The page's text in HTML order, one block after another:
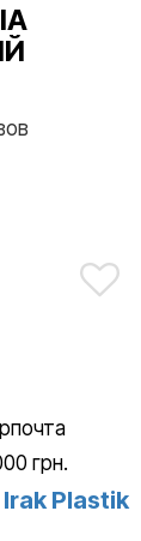
грн.
Plastik